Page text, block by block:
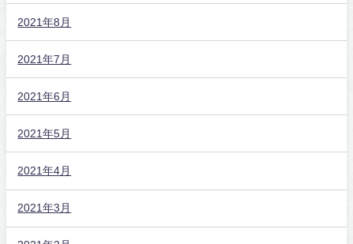
2021年8月
2021年7月
2021年6月
2021年5月
2021年4月
2021年3月